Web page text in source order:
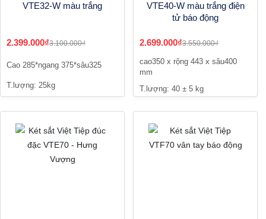
VTE32-W màu trắng
2.399.000₫3.100.000₫
Cao 285*ngang 375*sâu325
T.lượng: 25kg
VTE40-W màu trắng điện
tử báo động
2.699.000₫3.550.000₫
cao350 x rộng 443 x sâu400
mm
T.lượng: 40 ± 5 kg